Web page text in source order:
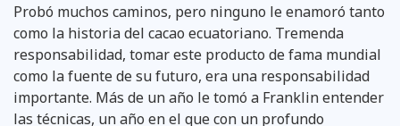
Probó muchos caminos, pero ninguno le enamoró tanto
como la historia del cacao ecuatoriano. Tremenda
responsabilidad, tomar este producto de fama mundial
como la fuente de su futuro, era una responsabilidad
importante. Más de un año le tomó a Franklin entender
las técnicas, un año en el que con un profundo